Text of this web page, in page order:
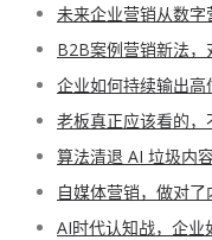
未来企业营销从数
B2B案例营销新法
企业如何持续输出
老板真正应该看的
算法清退 AI 垃圾内
自媒体营销，做对
AI时代认知战，企